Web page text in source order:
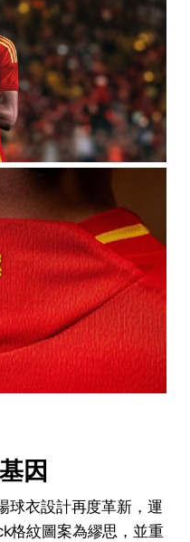
因
球衣設計再度革新，運
格紋圖案為繆思，並重